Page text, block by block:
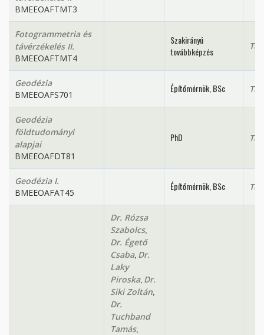
BMEEOAFTMT3
Fotogrammetria és
távérzékelés II.
BMEEOAFTMT4
Szakirányú
továbbképzés
Geodézia
BMEEOAFS701
Építőmérnök, BSc
Geodézia
földtudományi
alapjai
BMEEOAFDT81
PhD
Geodézia I.
BMEEOAFAT45
Építőmérnök, BSc
Dr. Rózsa
Szabolcs,
Dr. Égető
Csaba, Dr.
Laky
Piroska, Dr.
Siki Zoltán
Dr.
Tuchband
Tamás,